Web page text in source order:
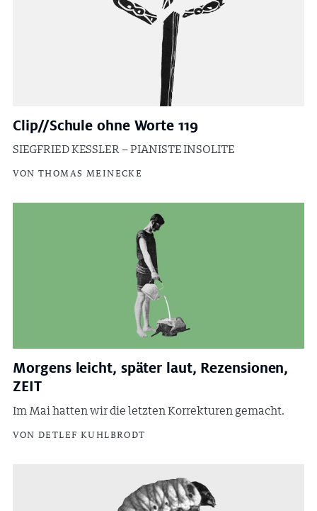
Clip//Schule ohne Worte 119
SIEGFRIED KESSLER – PIANISTE INSOLITE
VON THOMAS MEINECKE
Morgens leicht, später laut, Rezensionen,
ZEIT
Im Mai hatten wir die letzten Korrekturen gemacht.
VON DETLEF KUHLBRODT